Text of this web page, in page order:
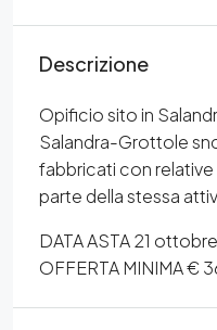
Descrizione
Opificio sito in
Salandra-Grottole
fabbricati con
parte della stessa
DATA ASTA 21
OFFERTA MINIMA €